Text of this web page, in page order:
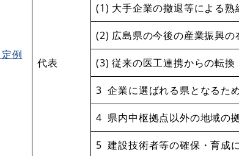
例
代表
(1) 大手企業の撤退等による熟
(2) 広島県の今後の産業振興の
(3) 従来の医工連携からの転換
3 企業に選ばれる県となるた
4 県内中枢拠点以外の地域の
5 建設技術者等の確保・育成